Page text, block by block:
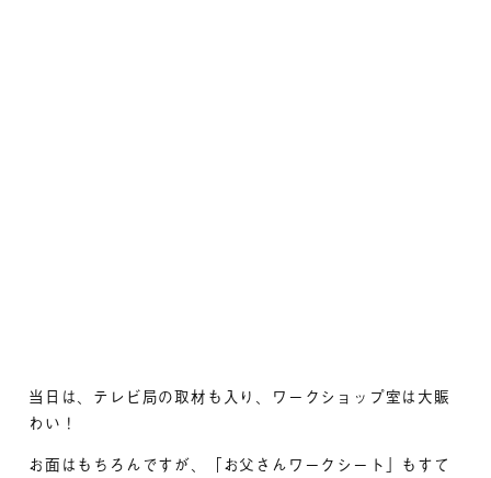
当日は、テレビ局の取材も入り、ワークショップ室は大賑
わい！
お面はもちろんですが、「お父さんワークシート」もすて